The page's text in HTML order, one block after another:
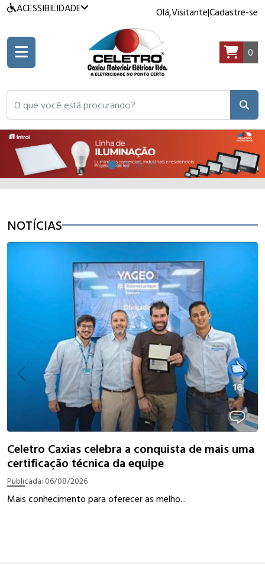
ACESSIBILIDADE Olá,Visitante|Cadastre-se
O que você está procurando?
0
NOTÍCIAS
Celetro Caxias celebra a conquista de mais uma
certificação técnica da equipe
Publicada: 06/08/2026
Mais conhecimento para oferecer as melho...